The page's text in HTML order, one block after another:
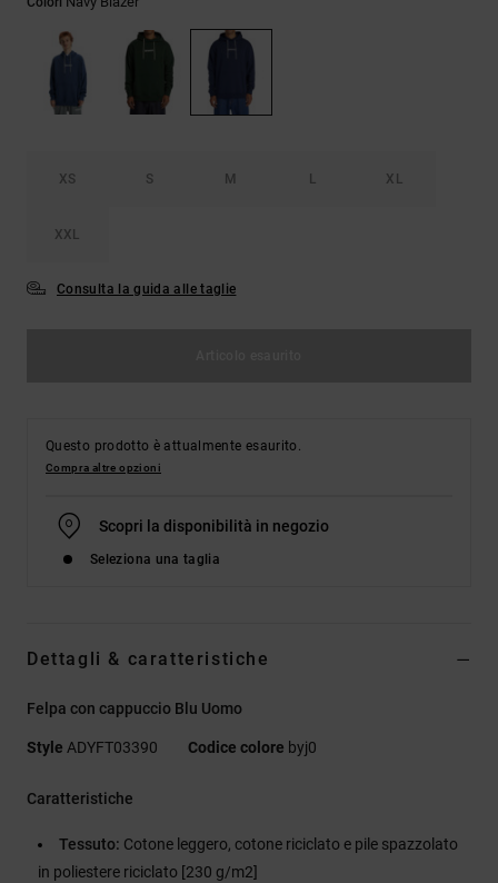
alle
domande
frequenti e
accedi al
XS S M L XL
XXL
Consulta la guida alle taglie
Questo prodotto è attualmente esaurito.
Compra altre opzioni
Scopri la disponibilità in negozio
Seleziona una taglia
Dettagli & caratteristiche
Felpa con cappuccio Blu Uomo
Style ADYFT03390 Codice colore byj0
Caratteristiche
Tessuto: Cotone leggero, cotone riciclato e pile spazzolato
in poliestere riciclato [230 g/m2]